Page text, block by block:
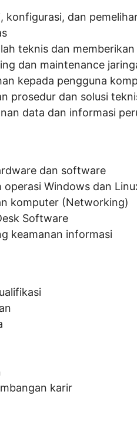
konfigurasi, dan
teknis dan
dan maintenance
kepada pengguna
prosedur dan solusi
data dan informasi
dan software
operasi Windows dan
komputer (Networking)
Software
keamanan informasi
karir